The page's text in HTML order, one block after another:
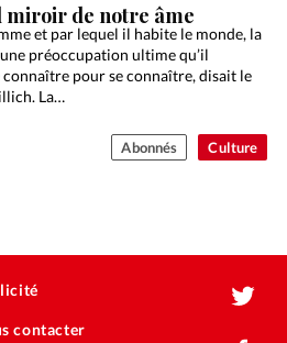
Culture
de notre âme
et par lequel il habite le monde, la
préoccupation ultime qu’il
pour se connaître, disait le
La…
Abonnés
contacter